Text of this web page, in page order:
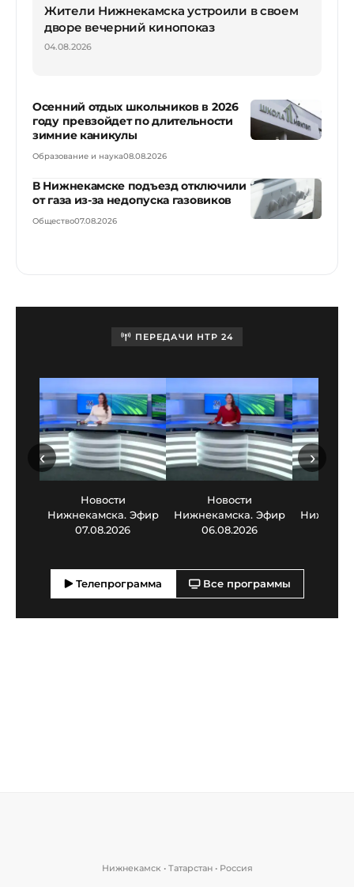
Жители Нижнекамска устроили в своем
дворе вечерний кинопоказ
04.08.2026
Осенний отдых школьников в 2026
году превзойдет по длительности
зимние каникулы
Образование и наука08.08.2026
В Нижнекамске подъезд отключили
от газа из-за недопуска газовиков
Общество07.08.2026
ПЕРЕДАЧИ НТР 24
Новости
Нижнекамска. Эфир
07.08.2026
Новости
Нижнекамска. Эфир
06.08.2026
‹ ›
Телепрограмма Все программы
Нижнекамск • Татарстан • Россия